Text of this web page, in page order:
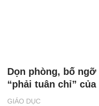
GIÁO DỤC
Dọn phòng, bố
“phải tuân chỉ”